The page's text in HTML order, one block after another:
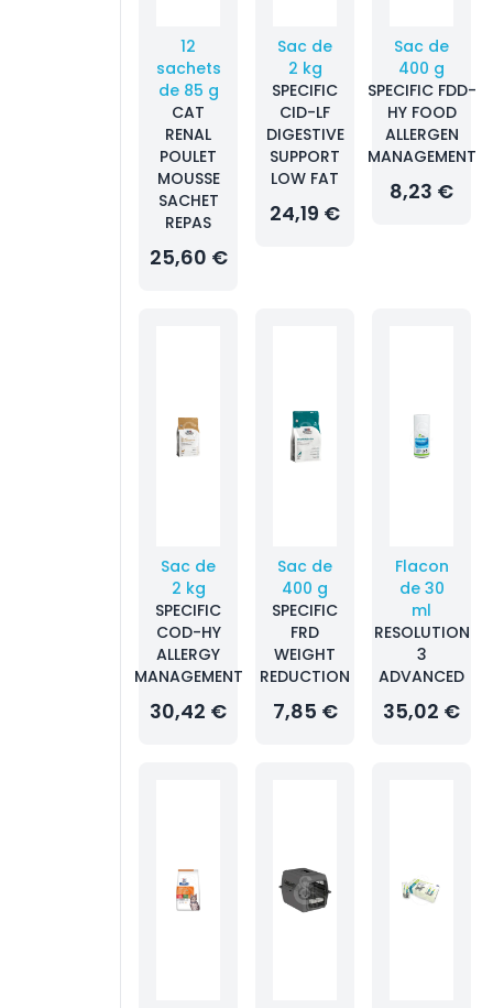
12
sachets
de 85 g
CAT
RENAL
POULET
MOUSSE
SACHET
REPAS
25,60 €
Sac de
2 kg
SPECIFIC
CID-LF
DIGESTIVE
SUPPORT
LOW FAT
24,19 €
Sac de
400 g
SPECIFIC FDD-
HY FOOD
ALLERGEN
MANAGEMENT
8,23 €
Sac de
2 kg
SPECIFIC
COD-HY
ALLERGY
MANAGEMENT
30,42 €
Sac de
400 g
SPECIFIC
FRD
WEIGHT
REDUCTION
7,85 €
Flacon
de 30
ml
RESOLUTION
3
ADVANCED
35,02 €